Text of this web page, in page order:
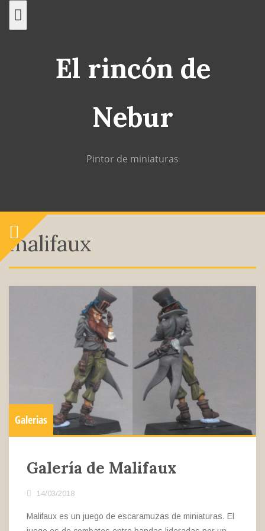
El rincón de
Nebur
Pintor de miniaturas
malifaux
Galerias
Galería de Malifaux
14/03/2018
Malifaux es un juego de escaramuzas de miniaturas. El